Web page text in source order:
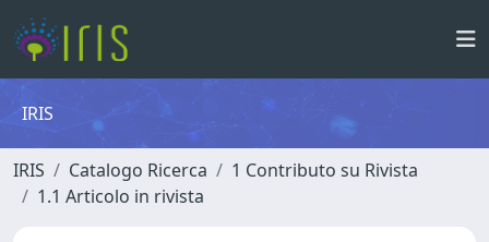
IRIS
IRIS Catalogo Ricerca
1 Contributo su Rivista
1.1 Articolo in rivista